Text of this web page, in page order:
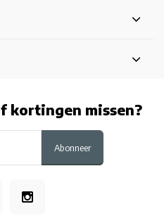
kortingen missen?
Abonneer